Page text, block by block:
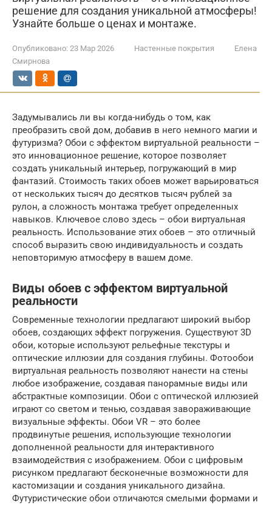
решение для создания уникальной атмосферы!
Узнайте больше о ценах и монтаже.
Опубликовано: 23 Мар 2026 Настенные покрытия
Елена
Смирнова
Задумывались ли вы когда-нибудь о том, как
преобразить свой дом, добавив в него немного магии и
футуризма? Обои с эффектом виртуальной реальности –
это инновационное решение, которое позволяет
создать уникальный интерьер, погружающий в мир
фантазий. Стоимость таких обоев может варьироваться
от нескольких тысяч до десятков тысяч рублей за
рулон, а сложность монтажа требует определенных
навыков. Ключевое слово здесь – обои виртуальная
реальность. Использование этих обоев – это отличный
способ выразить свою индивидуальность и создать
неповторимую атмосферу в вашем доме.
Виды обоев с эффектом виртуальной
реальности
Современные технологии предлагают широкий выбор
обоев, создающих эффект погружения. Существуют 3D
обои, которые используют рельефные текстуры и
оптические иллюзии для создания глубины. Фотообои
виртуальная реальность позволяют нанести на стены
любое изображение, создавая панорамные виды или
абстрактные композиции. Обои с оптической иллюзией
играют со светом и тенью, создавая завораживающие
визуальные эффекты. Обои VR – это более
продвинутые решения, использующие технологии
дополненной реальности для интерактивного
взаимодействия с изображением. Обои с цифровым
рисунком предлагают бесконечные возможности для
кастомизации и создания уникального дизайна.
Футуристические обои отличаются смелыми формами и